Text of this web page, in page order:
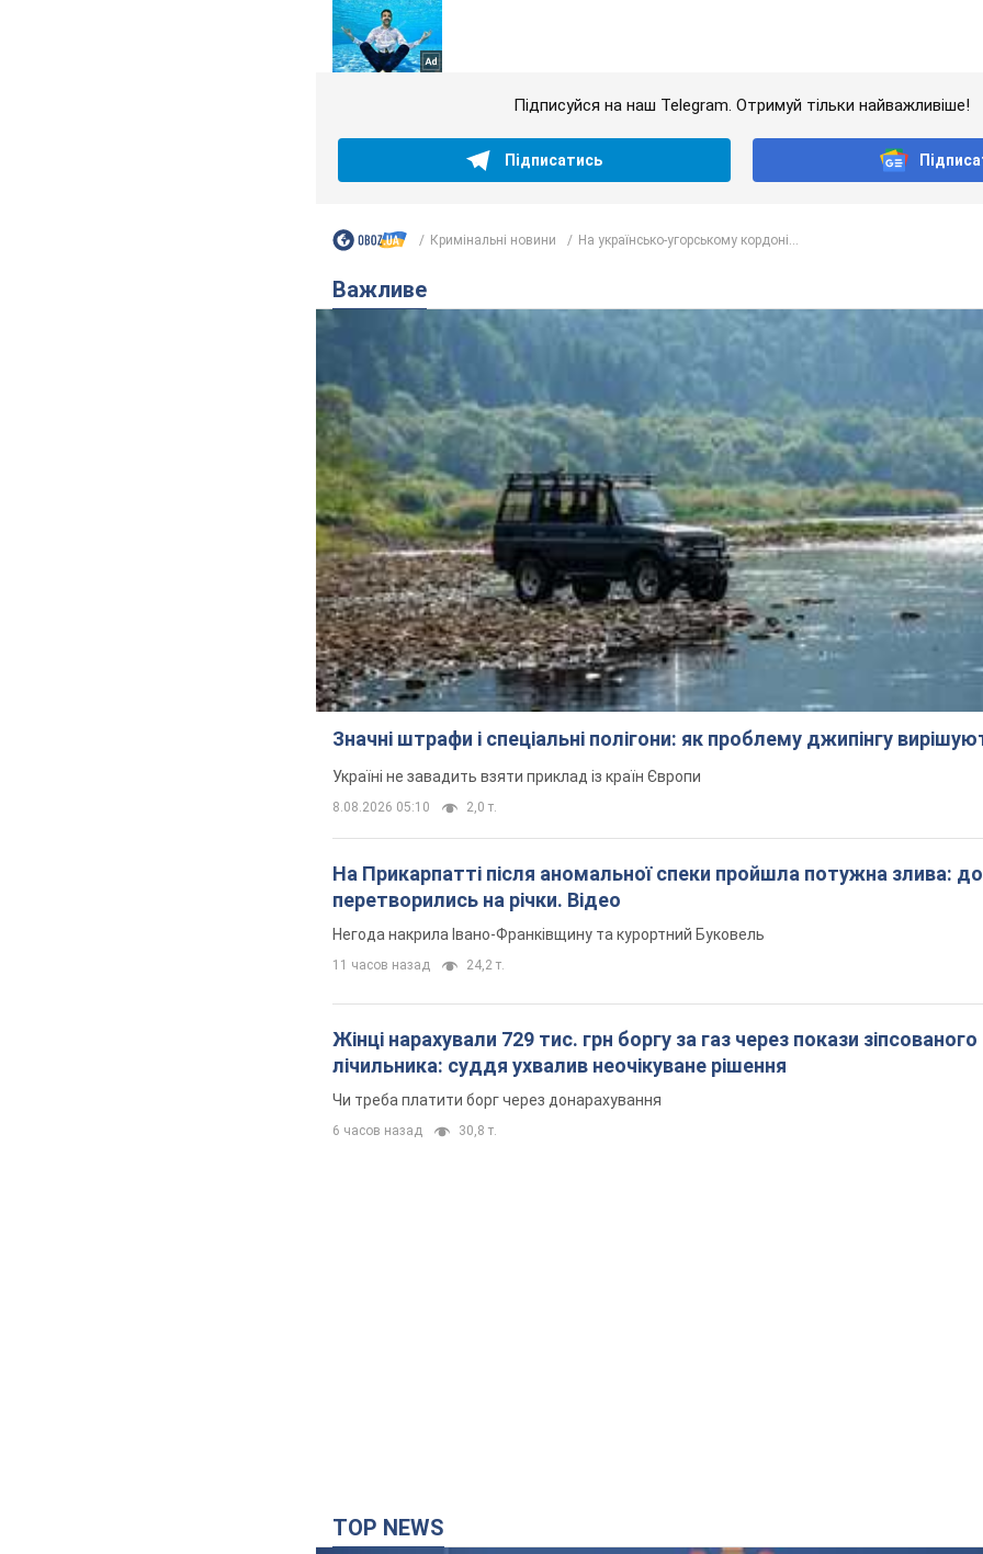
Підписуйся на наш Telegram. Отримуй тільки найважливіше!
Підписатись
Кримінальні новини На українсько-угорському кордоні...
Важливе
Значні штрафи і спеціальні полігони: як проблему джипінгу
Україні не завадить взяти приклад із країн Європи
8.08.2026 05:10 2,0 т.
На Прикарпатті після аномальної спеки пройшла потужна злива:
перетворились на річки. Відео
Негода накрила Івано-Франківщину та курортний Буковель
11 часов назад 24,2 т.
Жінці нарахували 729 тис. грн боргу за газ через покази зіпсованого
лічильника: суддя ухвалив неочікуване рішення
Чи треба платити борг через донарахування
6 часов назад 30,8 т.
TOP NEWS